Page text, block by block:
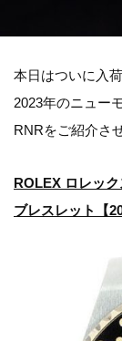
本日はついに入
2023年のニュー
RNRをご紹介さ
ROLEX ロレッ
ブレスレット【